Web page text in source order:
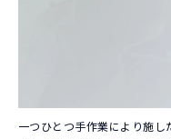
一つひとつ手作業により施し